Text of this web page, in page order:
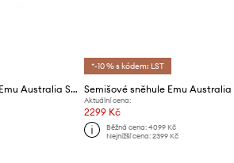
Vlněné boty do sněhu Emu Australia Stinger Micro Flatform Teddy
*-10 % s kódem: LST
Aktuální cena:
2299 Kč
Běžná cena: 4099 Kč
Nejnižší cena: 2399 Kč